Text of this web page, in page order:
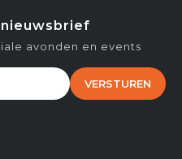
avonden en events
VERSTUREN